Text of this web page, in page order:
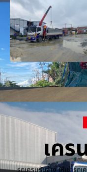
เคร
รถเครนรับจ้าง ให้เช่ารถ